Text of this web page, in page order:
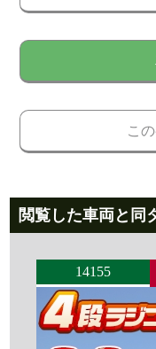
こ
閲覧した車両と同
14155